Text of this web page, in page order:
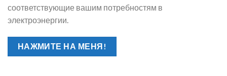
соответствующие вашим потребностям в
электроэнергии.
НАЖМИТЕ НА МЕНЯ!